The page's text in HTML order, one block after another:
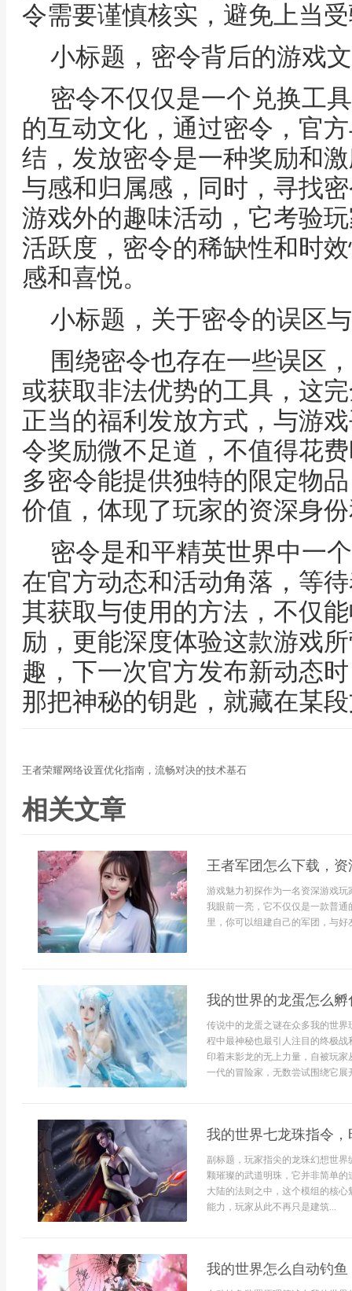
令需要谨慎核实，避免上当
小标题，密令背后的游戏
密令不仅仅是一个兑换工
的互动文化，通过密令，官
结，发放密令是一种奖励和
与感和归属感，同时，寻找
游戏外的趣味活动，它考验
活跃度，密令的稀缺性和时
感和喜悦。
小标题，关于密令的误区
围绕密令也存在一些误区
或获取非法优势的工具，这
正当的福利发放方式，与游
令奖励微不足道，不值得花
多密令能提供独特的限定物
价值，体现了玩家的资深身
密令是和平精英世界中一
在官方动态和活动角落，等
其获取与使用的方法，不仅
励，更能深度体验这款游戏
趣，下一次官方发布新动态
那把神秘的钥匙，就藏在某
王者荣耀网络设置优化指南，流畅对决的技术基石
相关文章
王者军团怎么下载，
游戏魅力初探作为一名资深游戏
我眼前一亮，它不仅仅是一款普
里，你可以组建自己的军团，与
我的世界的龙蛋怎么
传说中的龙蛋之谜在众多我的世
程中最神秘也最引人注目的终极
印着末影龙的无上力量，自被玩
一代的冒险家，无数尝试围绕它
我的世界七龙珠指令
副标题，玩家指尖的龙珠幻想世
颗璀璨的武道明珠，它并非简单
大陆的法则之中，这个模组的核
能力，玩家从此不再只是建筑...
我的世界怎么自动钓